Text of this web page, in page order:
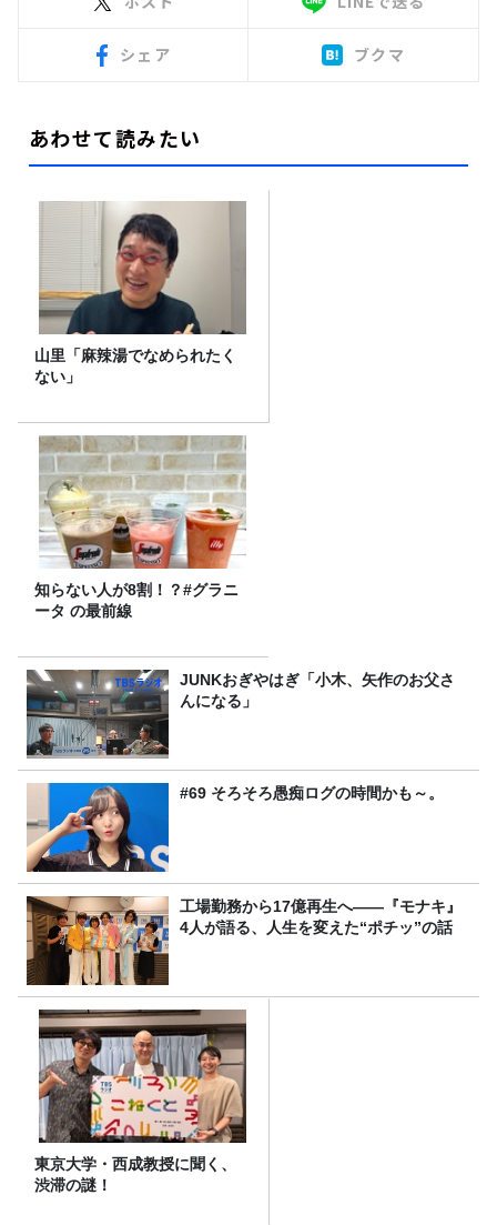
シェア ブクマ
あわせて読みたい
山里「麻辣湯でなめられたく
ない」
知らない人が8割！？#グラニ
ータ の最前線
JUNKおぎやはぎ「小木、矢作のお父さ
んになる」
#69 そろそろ愚痴ログの時間かも～。
工場勤務から17億再生へ——『モナキ』
4人が語る、人生を変えた“ポチッ”の話
東京大学・西成教授に聞く、
渋滞の謎！